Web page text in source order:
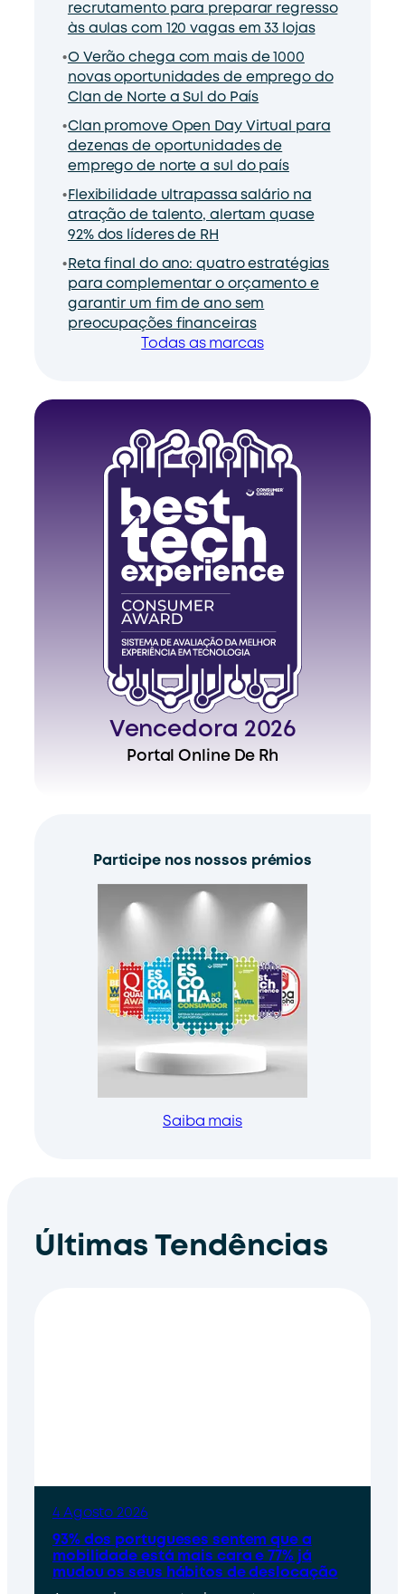
recrutamento para preparar regresso
às aulas com 120 vagas em 33 lojas
O Verão chega com mais de 1000
novas oportunidades de emprego do
Clan de Norte a Sul do País
Clan promove Open Day Virtual para
dezenas de oportunidades de
emprego de norte a sul do país
Flexibilidade ultrapassa salário na
atração de talento, alertam quase
92% dos líderes de RH
Reta final do ano: quatro estratégias
para complementar o orçamento e
garantir um fim de ano sem
preocupações financeiras
Todas as marcas
Vencedora 2026
Portal Online De Rh
Participe nos nossos prémios
Saiba mais
Últimas Tendências
4 Agosto 2026
93% dos portugueses sentem que a
mobilidade está mais cara e 77% já
mudou os seus hábitos de deslocação